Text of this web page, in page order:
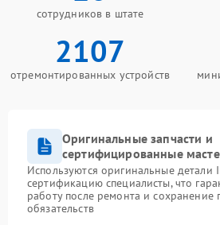
сотрудников в штате
2107
отремонтированных устройств
Оригинальные запчасти и
сертифицированные
Используются оригинальные
сертификацию специалисты, что
работу после ремонта и сохранение
обязательств